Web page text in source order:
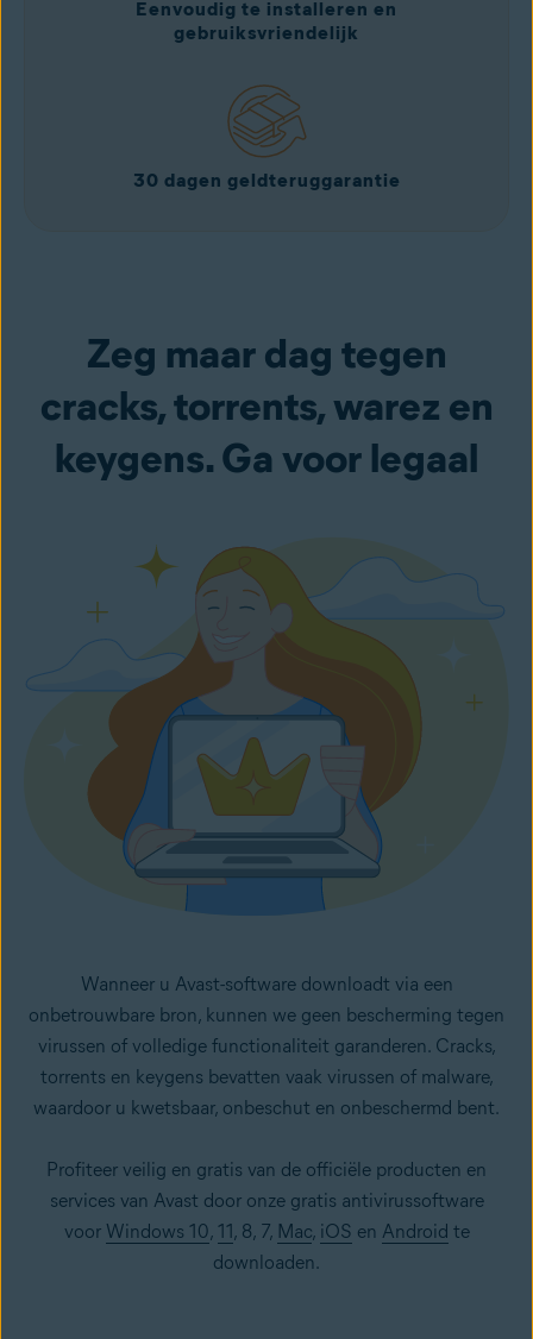
Eenvoudig te installeren en
gebruiksvriendelijk
30 dagen geldteruggarantie
Zeg maar dag tegen
cracks, torrents, warez en
keygens. Ga voor legaal
Wanneer u Avast-software downloadt via een
onbetrouwbare bron, kunnen we geen bescherming tegen
virussen of volledige functionaliteit garanderen. Cracks,
torrents en keygens bevatten vaak virussen of malware,
waardoor u kwetsbaar, onbeschut en onbeschermd bent.
Profiteer veilig en gratis van de officiële producten en
services van Avast door onze gratis antivirussoftware
voor Windows 10, 11, 8, 7, Mac, iOS en Android te
downloaden.